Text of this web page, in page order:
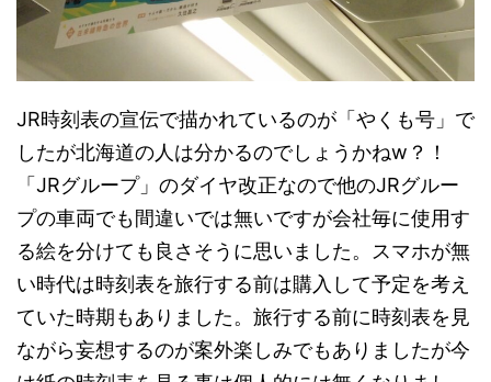
JR時刻表の宣伝で描かれているのが「やくも号」で
したが北海道の人は分かるのでしょうかねw？！
「JRグループ」のダイヤ改正なので他のJRグルー
プの車両でも間違いでは無いですが会社毎に使用す
る絵を分けても良さそうに思いました。スマホが無
い時代は時刻表を旅行する前は購入して予定を考え
ていた時期もありました。旅行する前に時刻表を見
ながら妄想するのが案外楽しみでもありましたが今